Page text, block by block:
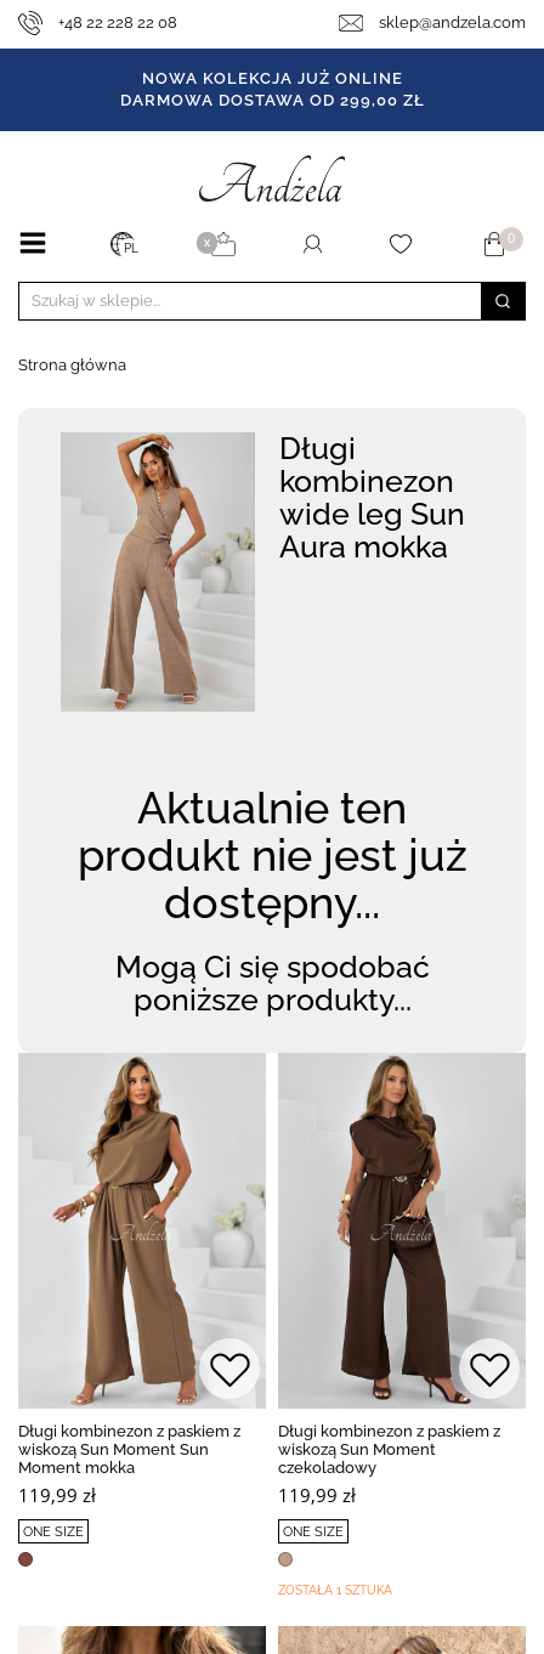
+48 22 228 22 08 sklep@andzela.com
NOWA KOLEKCJA JUŻ ONLINE
DARMOWA DOSTAWA OD 299,00 ZŁ
PL X 0
Strona główna
Długi
kombinezon
wide leg Sun
Aura mokka
Aktualnie ten
produkt nie jest już
dostępny...
Mogą Ci się spodobać
poniższe produkty...
Długi kombinezon z paskiem z
wiskozą Sun Moment Sun
Moment mokka
119,99 zł
ONE SIZE
Długi kombinezon z paskiem z
wiskozą Sun Moment
czekoladowy
119,99 zł
ONE SIZE
ZOSTAŁA 1 SZTUKA